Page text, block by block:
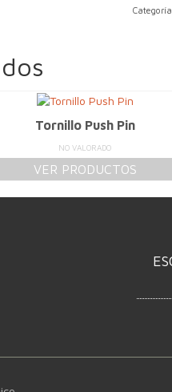
Tornillo Push Pin
NO VALORADO
VER PRODUCTOS